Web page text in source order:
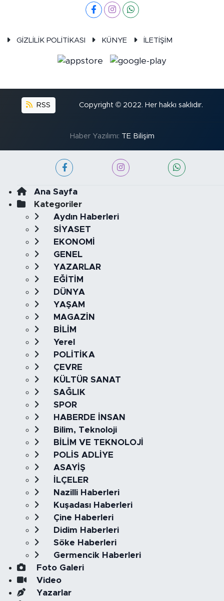
GİZLİLİK POLİTİKASI KÜNYE İLETİŞİM
RSS Copyright © 2022. Her hakkı saklıdır.
Haber Yazılımı: TE Bilişim
Ana Sayfa
Kategoriler
Aydın Haberleri
SİYASET
EKONOMİ
GENEL
YAZARLAR
EĞİTİM
DÜNYA
YAŞAM
MAGAZİN
BİLİM
Yerel
POLİTİKA
ÇEVRE
KÜLTÜR SANAT
SAĞLIK
SPOR
HABERDE İNSAN
Bilim, Teknoloji
BİLİM VE TEKNOLOJİ
POLİS ADLİYE
ASAYİŞ
İLÇELER
Nazilli Haberleri
Kuşadası Haberleri
Çine Haberleri
Didim Haberleri
Söke Haberleri
Germencik Haberleri
Foto Galeri
Video
Yazarlar